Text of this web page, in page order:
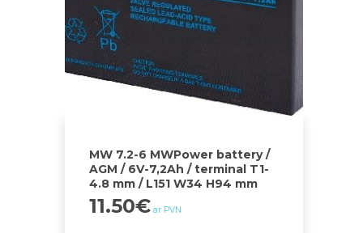
MW 7.2-6 MWPower battery /
AGM / 6V-7,2Ah / terminal T1-
4.8 mm / L151 W34 H94 mm
11.50€ ar PVN